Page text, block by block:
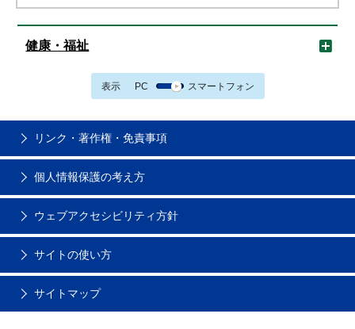
健康・福祉
表示 PC スマートフォン
リンク・著作権・免責事項
個人情報保護の考え方
ウェブアクセシビリティ方針
サイトの使い方
サイトマップ